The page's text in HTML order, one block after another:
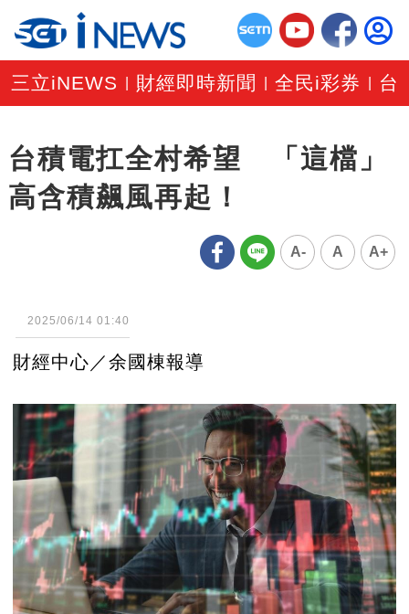
三立iNEWS 財經即時新聞 |全民i彩券 台
台積電扛全村希望 「這檔」
高含積飆風再起！
A- A A+
2025/06/14 01:40
財經中心／余國棟報導